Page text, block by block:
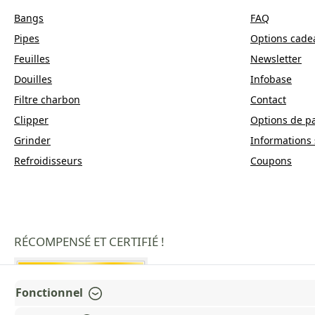
Bangs
Pipes
Feuilles
Douilles
Filtre charbon
Clipper
Grinder
Refroidisseurs
FAQ
Options
Newsletter
Infobase
Contact
Options de
Informations
Coupons
RÉCOMPENSÉ ET CERTIFIÉ !
Fonctionnel